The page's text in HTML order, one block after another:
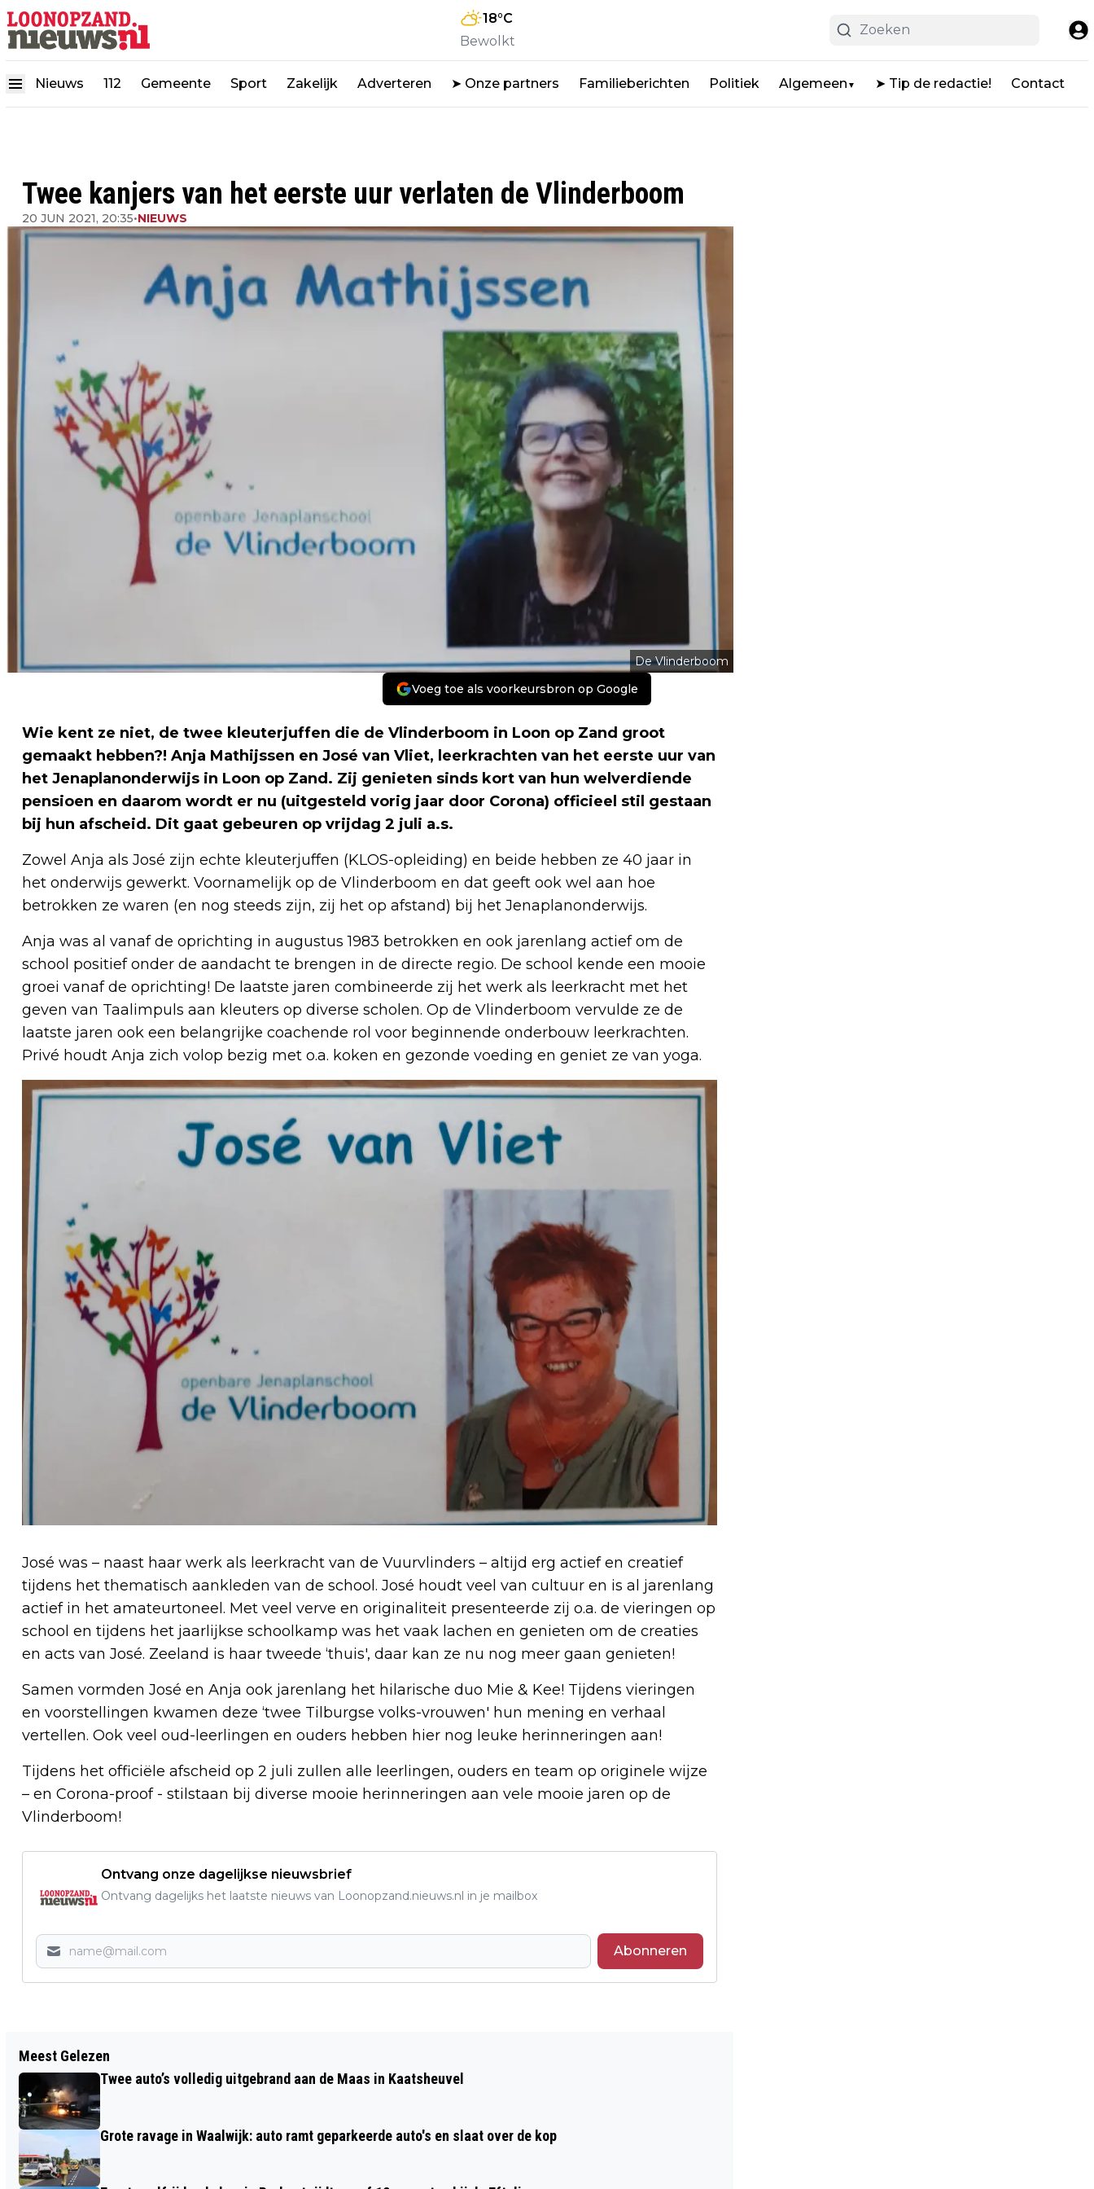
18°C
Bewolkt
Nieuws 112 Gemeente Sport Zakelijk Adverteren ➤ Onze partners Familieberichten Politiek Algemeen ▼ ➤ Tip de redactie! Contact
Twee kanjers van het eerste uur verlaten de Vlinderboom
20 JUN 2021, 20:35•NIEUWS
De Vlinderboom
Voeg toe als voorkeursbron op Google
Wie kent ze niet, de twee kleuterjuffen die de Vlinderboom in Loon op Zand groot
gemaakt hebben?! Anja Mathijssen en José van Vliet, leerkrachten van het eerste uur van
het Jenaplanonderwijs in Loon op Zand. Zij genieten sinds kort van hun welverdiende
pensioen en daarom wordt er nu (uitgesteld vorig jaar door Corona) officieel stil gestaan
bij hun afscheid. Dit gaat gebeuren op vrijdag 2 juli a.s.
Zowel Anja als José zijn echte kleuterjuffen (KLOS-opleiding) en beide hebben ze 40 jaar in
het onderwijs gewerkt. Voornamelijk op de Vlinderboom en dat geeft ook wel aan hoe
betrokken ze waren (en nog steeds zijn, zij het op afstand) bij het Jenaplanonderwijs.
Anja was al vanaf de oprichting in augustus 1983 betrokken en ook jarenlang actief om de
school positief onder de aandacht te brengen in de directe regio. De school kende een mooie
groei vanaf de oprichting! De laatste jaren combineerde zij het werk als leerkracht met het
geven van Taalimpuls aan kleuters op diverse scholen. Op de Vlinderboom vervulde ze de
laatste jaren ook een belangrijke coachende rol voor beginnende onderbouw leerkrachten.
Privé houdt Anja zich volop bezig met o.a. koken en gezonde voeding en geniet ze van yoga.
José was – naast haar werk als leerkracht van de Vuurvlinders – altijd erg actief en creatief
tijdens het thematisch aankleden van de school. José houdt veel van cultuur en is al jarenlang
actief in het amateurtoneel. Met veel verve en originaliteit presenteerde zij o.a. de vieringen op
school en tijdens het jaarlijkse schoolkamp was het vaak lachen en genieten om de creaties
en acts van José. Zeeland is haar tweede ‘thuis', daar kan ze nu nog meer gaan genieten!
Samen vormden José en Anja ook jarenlang het hilarische duo Mie & Kee! Tijdens vieringen
en voorstellingen kwamen deze ‘twee Tilburgse volks-vrouwen' hun mening en verhaal
vertellen. Ook veel oud-leerlingen en ouders hebben hier nog leuke herinneringen aan!
Tijdens het officiële afscheid op 2 juli zullen alle leerlingen, ouders en team op originele wijze
– en Corona-proof - stilstaan bij diverse mooie herinneringen aan vele mooie jaren op de
Vlinderboom!
Ontvang onze dagelijkse nieuwsbrief
Ontvang dagelijks het laatste nieuws van Loonopzand.nieuws.nl in je mailbox
Abonneren
BRAND WONING VOSSENBERGSELAAN
WORDT OPGEMERKT DOOR
VOORBIJGANGERS
FIETS & LEDER-ROUTES
Meest Gelezen
Twee auto’s volledig uitgebrand aan de Maas in Kaatsheuvel
Grote ravage in Waalwijk: auto ramt geparkeerde auto's en slaat over de kop